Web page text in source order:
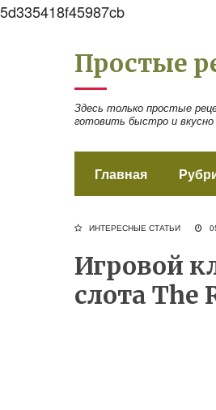
5d335418f45987cb
Простые
Здесь только простые
готовить быстро и вкусно
Главная
ИНТЕРЕСНЫЕ СТАТЬИ
Игровой
слота The